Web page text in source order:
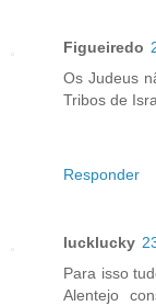
Figueiredo
Os Judeus
Tribos de
Responder
lucklucky
Para isso
Alentejo